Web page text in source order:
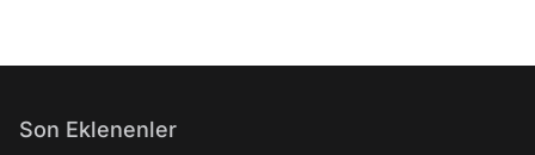
Son Eklenenler